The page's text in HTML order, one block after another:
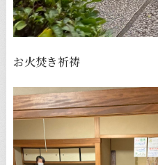
お火焚き祈祷